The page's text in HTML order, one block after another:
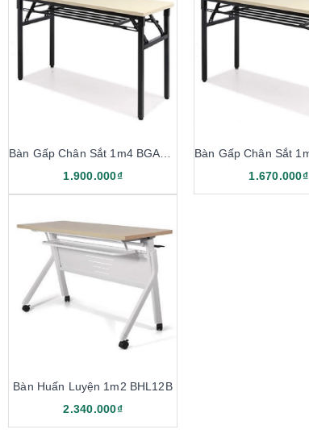
1.900.000₫
1.670.000₫
Bàn Huấn Luyện 1m2 BHL12B
2.340.000₫